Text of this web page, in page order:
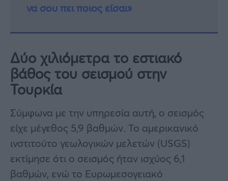
να σου πει ποιος είσαι»
Δύο χιλιόμετρα το εστιακό
βάθος του σεισμού στην
Τουρκία
Σύμφωνα με την υπηρεσία αυτή, ο σεισμός
είχε μέγεθος 5,9 βαθμών. Το αμερικανικό
ινστιτούτο γεωλογικών μελετών (USGS)
εκτίμησε ότι ο σεισμός ήταν ισχύος 6,1
βαθμών, ενώ το Ευρωμεσογειακό